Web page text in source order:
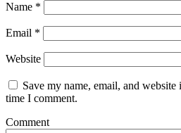
Name *
Email *
Website
Save my name, email, and
time I comment.
Comment